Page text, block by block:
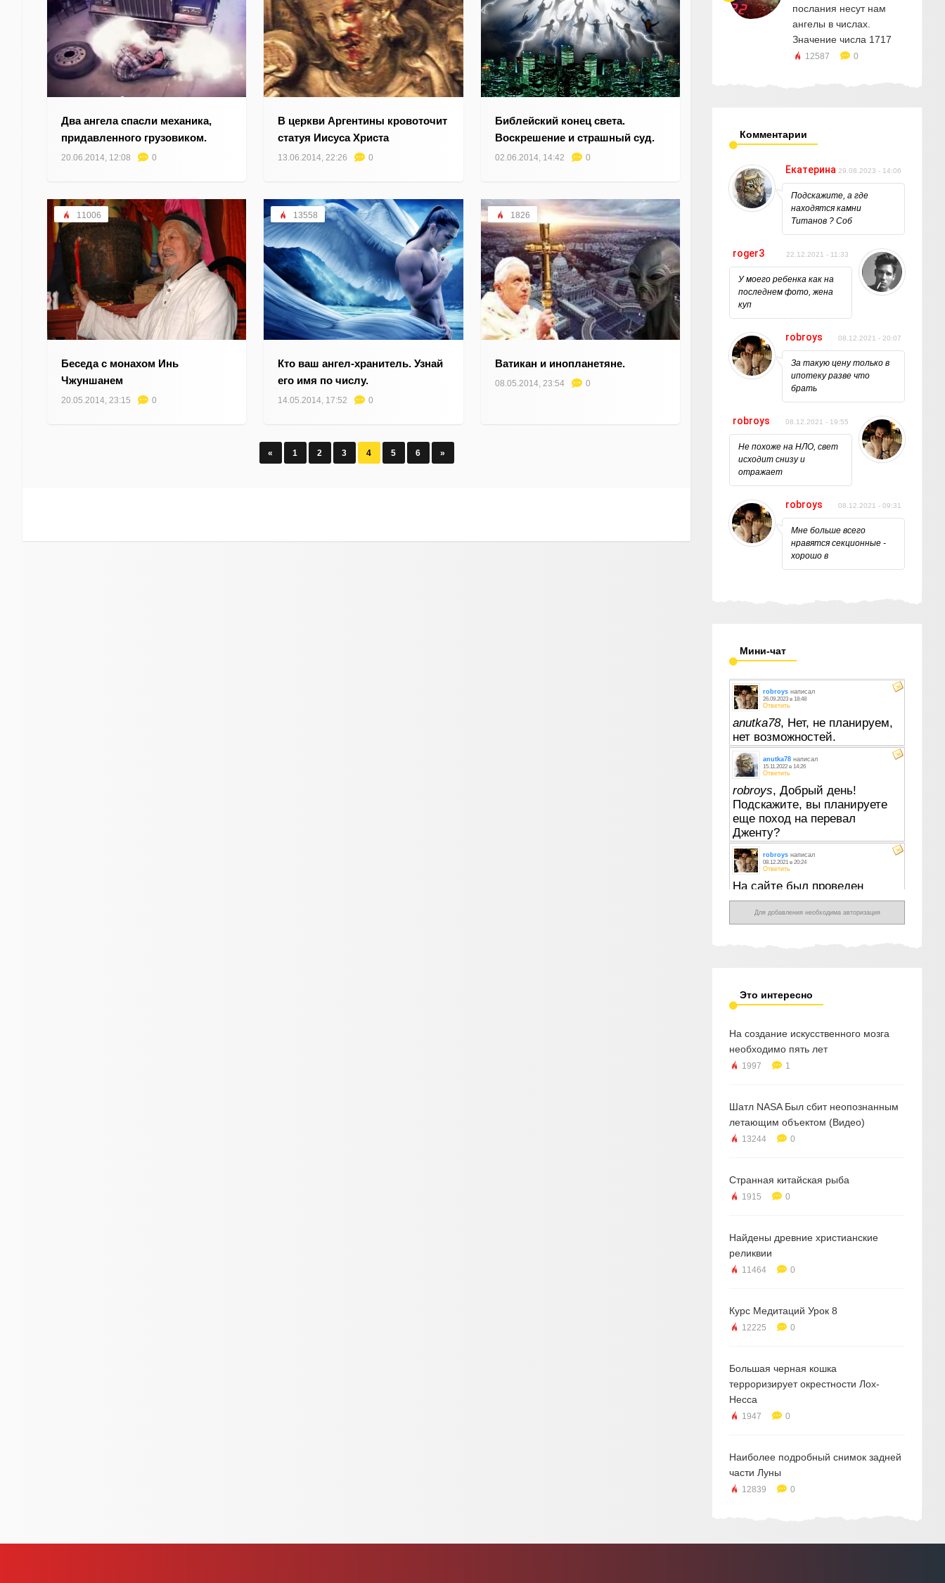
Два ангела спасли механика,
придавленного грузовиком.
20.06.2014, 12:08 0
В церкви Аргентины кровоточит
статуя Иисуса Христа
13.06.2014, 22:26 0
Библейский конец света.
Воскрешение и страшный суд.
02.06.2014, 14:42 0
11006
Беседа с монахом Инь
Чжуншанем
20.05.2014, 23:15 0
13558
Кто ваш ангел-хранитель. Узнай
его имя по числу.
14.05.2014, 17:52 0
1826
Ватикан и инопланетяне.
08.05.2014, 23:54 0
« 1 2 3 4 5 6 »
послания несут нам
ангелы в числах.
Значение числа 1717
12587 0
Комментарии
Екатерина 29.08.2023 - 14:06
Подскажите, а где
находятся камни
Титанов ? Соб
roger3 22.12.2021 - 11:33
У моего ребенка как на
последнем фото, жена
куп
robroys 08.12.2021 - 20:07
За такую цену только в
ипотеку разве что
брать
robroys 08.12.2021 - 19:55
Не похоже на НЛО, свет
исходит снизу и
отражает
robroys 08.12.2021 - 09:31
Мне больше всего
нравятся секционные -
хорошо в
Мини-чат
Для добавления необходима авторизация
Это интересно
На создание искусственного мозга
необходимо пять лет
1997 1
Шатл NASA Был сбит неопознанным
летающим объектом (Видео)
13244 0
Странная китайская рыба
1915 0
Найдены древние христианские
реликвии
11464 0
Курс Медитаций Урок 8
12225 0
Большая черная кошка
терроризирует окрестности Лох-
Несса
1947 0
Наиболее подробный снимок задней
части Луны
12839 0